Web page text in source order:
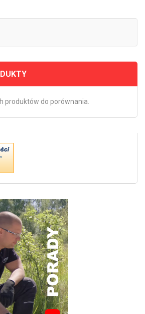
produktów do porównania.